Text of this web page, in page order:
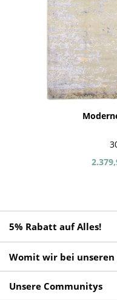
5% Rabatt auf Alles!
Womit wir bei
Unsere Communitys